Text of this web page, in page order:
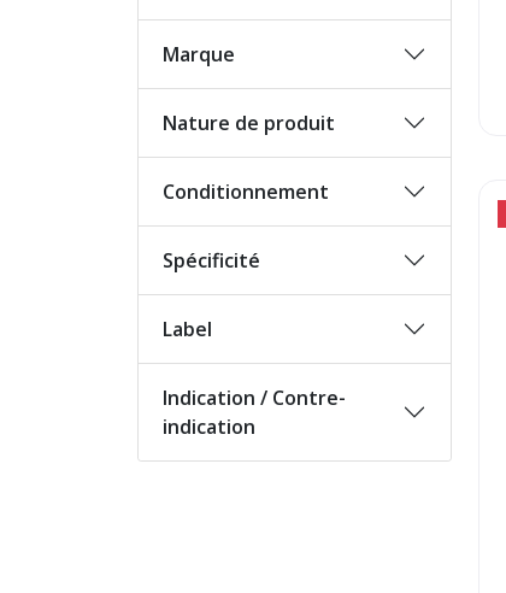
Marque
Nature de produit
Conditionnement
Spécificité
Label
Indication / Contre-
indication